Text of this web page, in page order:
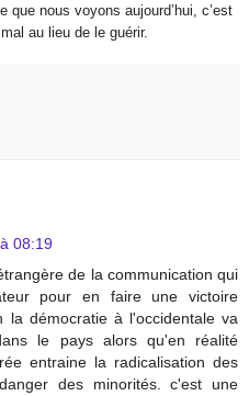
que nous voyons aujourd’hui, c’est
au lieu de le guérir.
08:19
de la communication qui
pour en faire une victoire
la démocratie à l'occidentale va
le pays alors qu'en réalité
entraine la radicalisation des
des minorités. c'est une